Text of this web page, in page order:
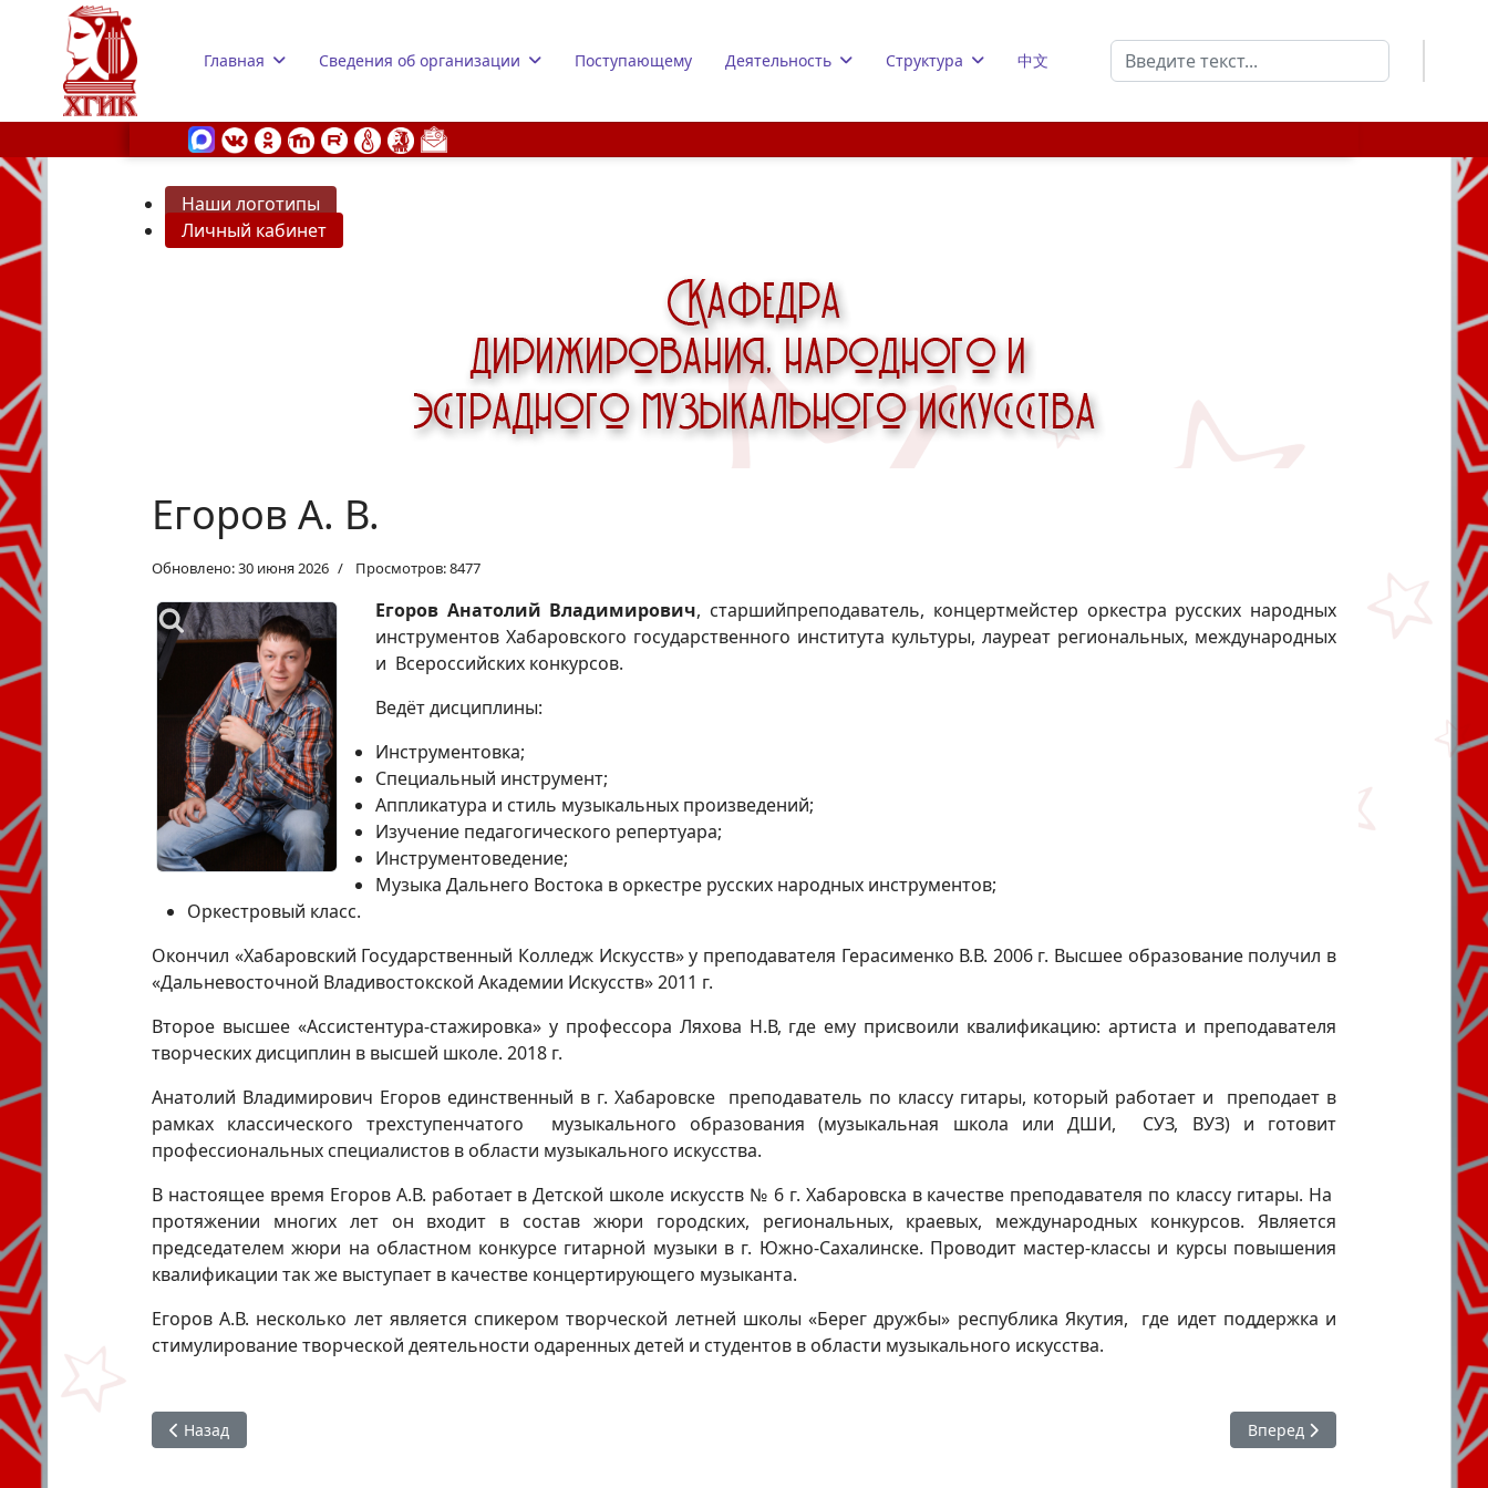
Главная Сведения об организации Поступающему Деятельность Структура 中文
Поиск
Наши логотипы
Личный кабинет
Егоров А. В.
Обновлено: 30 июня 2026 Просмотров: 8477
Егоров Анатолий Владимирович, старшийпреподаватель, концертмейстер оркестра русских народных
инструментов Хабаровского государственного института культуры, лауреат региональных, международных
и Всероссийских конкурсов.
Ведёт дисциплины:
Инструментовка;
Специальный инструмент;
Аппликатура и стиль музыкальных произведений;
Изучение педагогического репертуара;
Инструментоведение;
Музыка Дальнего Востока в оркестре русских народных инструментов;
Оркестровый класс.
Окончил «Хабаровский Государственный Колледж Искусств» у преподавателя Герасименко В.В. 2006 г. Высшее образование получил в
«Дальневосточной Владивостокской Академии Искусств» 2011 г.
Второе высшее «Ассистентура-стажировка» у профессора Ляхова Н.В, где ему присвоили квалификацию: артиста и преподавателя
творческих дисциплин в высшей школе. 2018 г.
Анатолий Владимирович Егоров единственный в г. Хабаровске преподаватель по классу гитары, который работает и преподает в
рамках классического трехступенчатого музыкального образования (музыкальная школа или ДШИ, СУЗ, ВУЗ) и готовит
профессиональных специалистов в области музыкального искусства.
В настоящее время Егоров А.В. работает в Детской школе искусств № 6 г. Хабаровска в качестве преподавателя по классу гитары. На
протяжении многих лет он входит в состав жюри городских, региональных, краевых, международных конкурсов. Является
председателем жюри на областном конкурсе гитарной музыки в г. Южно-Сахалинске. Проводит мастер-классы и курсы повышения
квалификации так же выступает в качестве концертирующего музыканта.
Егоров А.В. несколько лет является спикером творческой летней школы «Берег дружбы» республика Якутия, где идет поддержка и
стимулирование творческой деятельности одаренных детей и студентов в области музыкального искусства.
Предыдущий: Скороходова М. П.
Назад Следующий: Заволоко В. Г.
Вперед